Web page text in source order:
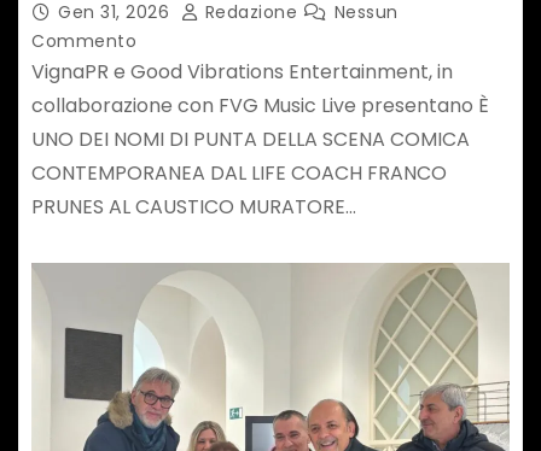
spettacolo (IN)GRATO
Gen 31, 2026 Redazione
Nessun
Commento
VignaPR e Good Vibrations Entertainment, in
collaborazione con FVG Music Live presentano È
UNO DEI NOMI DI PUNTA DELLA SCENA COMICA
CONTEMPORANEA DAL LIFE COACH FRANCO
PRUNES AL CAUSTICO MURATORE…